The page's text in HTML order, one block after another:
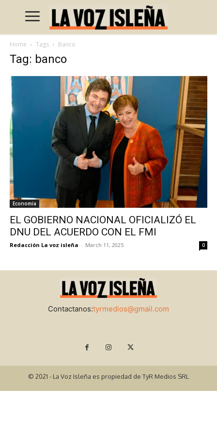
Home Tags Banco
Tag: banco
Economía
EL GOBIERNO NACIONAL OFICIALIZÓ EL
DNU DEL ACUERDO CON EL FMI
Redacción La voz isleña - March 11, 2025 0
Contactanos:tyrmedios@gmail.com
© 2021 - La Voz Isleña es propiedad de TyR Medios SRL